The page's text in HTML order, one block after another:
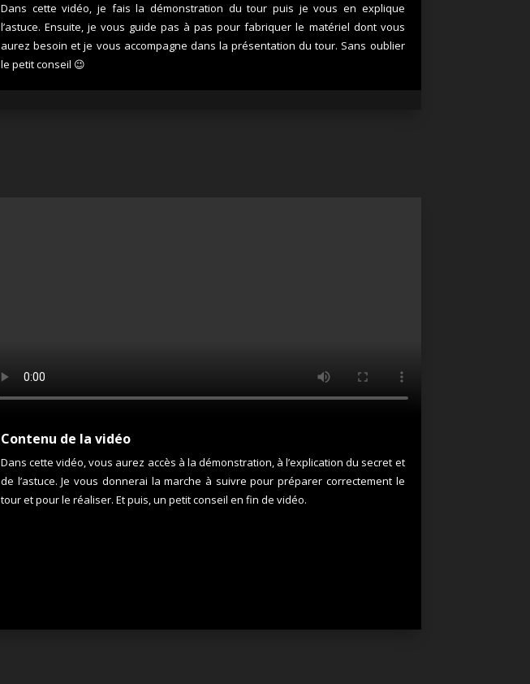
Dans cette vidéo, je fais la démonstration du tour puis je vous en explique
l’astuce. Ensuite, je vous guide pas à pas pour fabriquer le matériel dont vous
aurez besoin et je vous accompagne dans la présentation du tour. Sans oublier
le petit conseil 😉
Contenu de la vidéo
Dans cette vidéo, vous aurez accès à la démonstration, à l’explication du secret et
de l’astuce. Je vous donnerai la marche à suivre pour préparer correctement le
tour et pour le réaliser. Et puis, un petit conseil en fin de vidéo.